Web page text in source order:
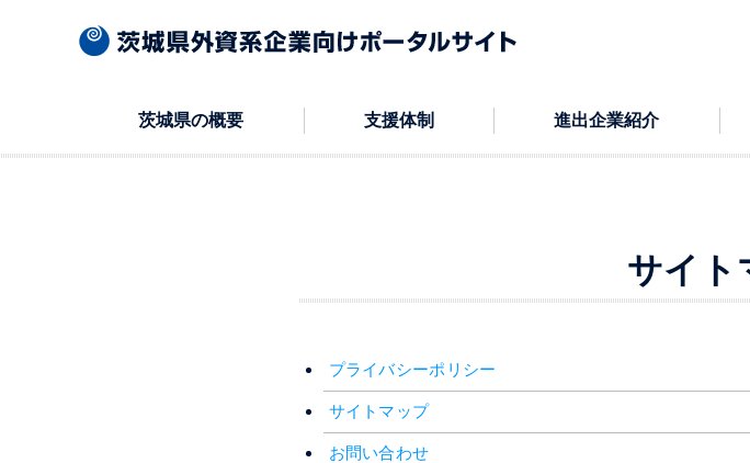
茨城県の概要 支援体制 進出企業紹介
サイト
プライバシーポリシー
サイトマップ
お問い合わせ